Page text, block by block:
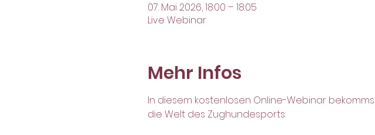
07. Mai 2026, 18:00 – 18:05
Live Webinar
Mehr Infos
In diesem kostenlosen Online-Webinar
die Welt des Zughundesports: